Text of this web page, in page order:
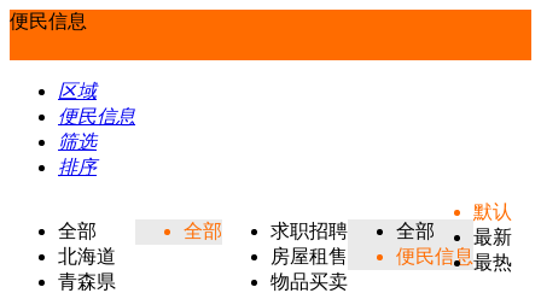
便民信息
区域
便民信息
筛选
排序
全部
北海道
青森県
全部
求职招聘
房屋租售
物品买卖
全部
便民信息
默认
最新
最热